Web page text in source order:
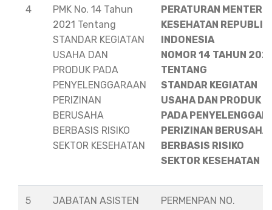
4
PMK No. 14 Tahun
2021 Tentang
STANDAR KEGIATAN
USAHA DAN
PRODUK PADA
PENYELENGGARAAN
PERIZINAN
BERUSAHA
BERBASIS RISIKO
SEKTOR KESEHATAN
PERATURAN MENTERI
KESEHATAN REPUBLIK
INDONESIA
NOMOR 14 TAHUN
TENTANG
STANDAR KEGIATAN
USAHA DAN PRODUK
PADA
PERIZINAN BERUSAHA
BERBASIS RISIKO
SEKTOR KESEHATAN
5
JABATAN ASISTEN
PERMENPAN NO.